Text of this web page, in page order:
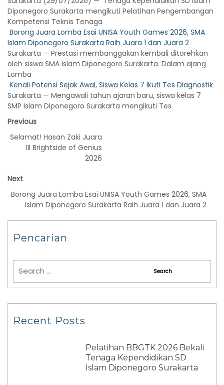
Diponegoro Surakarta mengikuti Pelatihan Pengembangan
Kompetensi Teknis Tenaga
Borong Juara Lomba Esai UNISA Youth Games 2026, SMA
Islam Diponegoro Surakarta Raih Juara 1 dan Juara 2
Surakarta — Prestasi membanggakan kembali ditorehkan
oleh siswa SMA Islam Diponegoro Surakarta. Dalam ajang
Lomba
Kenali Potensi Sejak Awal, Siswa Kelas 7 Ikuti Tes Diagnostik
Surakarta — Mengawali tahun ajaran baru, siswa kelas 7
SMP Islam Diponegoro Surakarta mengikuti Tes
Previous
Selamat! Hasan Zaki Juara
III Brightside of Genius
2026
Next
Borong Juara Lomba Esai UNISA Youth Games 2026, SMA
Islam Diponegoro Surakarta Raih Juara 1 dan Juara 2
Pencarian
Recent Posts
Pelatihan BBGTK 2026 Bekali
Tenaga Kependidikan SD
Islam Diponegoro Surakarta